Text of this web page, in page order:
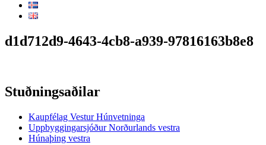
d1d712d9-4643-4cb8-a939-97816163b8e8
Stuðningsaðilar
Kaupfélag Vestur Húnvetninga
Uppbyggingarsjóður Norðurlands vestra
Húnaþing vestra